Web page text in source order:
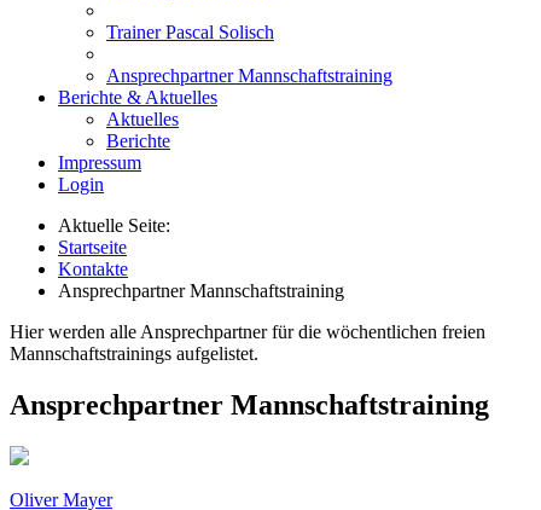
Trainer Pascal Solisch
Ansprechpartner Mannschaftstraining
Berichte & Aktuelles
Aktuelles
Berichte
Impressum
Login
Aktuelle Seite:
Startseite
Kontakte
Ansprechpartner Mannschaftstraining
Hier werden alle Ansprechpartner für die wöchentlichen freien
Mannschaftstrainings aufgelistet.
Ansprechpartner Mannschaftstraining
Oliver Mayer